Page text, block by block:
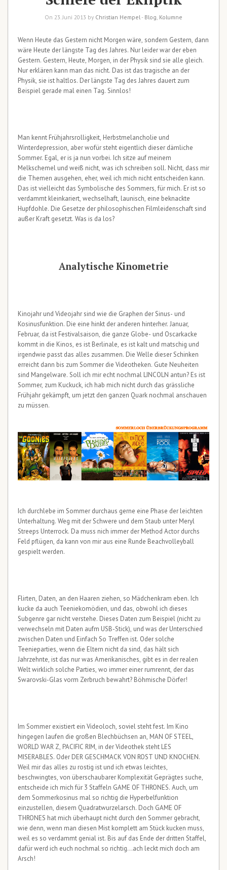
On 23. Juni 2013 by Christian Hempel - Blog Kolumne
Wenn Heute das Gestern nicht Morgen wäre, sondern Gestern, dann
wäre Heute der längste Tag des Jahres. Nur leider war der eben
Gestern. Gestern, Heute, Morgen, in der Physik sind sie alle gleich.
Nur erklären kann man das nicht. Das ist das tragische an der
Physik, sie ist haltlos. Der längste Tag des Jahres dauert zum
Beispiel gerade mal einen Tag. Sinnlos!
Man kennt Frühjahrsrolligkeit, Herbstmelancholie und
Winterdepression, aber wofür steht eigentlich dieser dämliche
Sommer. Egal, er is ja nun vorbei. Ich sitze auf meinem
Melkschemel und weiß nicht, was ich schreiben soll. Nicht, dass mir
die Themen ausgehen, eher, weil ich mich nicht entscheiden kann.
Das ist vielleicht das Symbolische des Sommers, für mich. Er ist so
verdammt kleinkariert, wechselhaft, launisch, eine beknackte
Hupfdohle. Die Gesetze der philosophischen Filmleidenschaft sind
außer Kraft gesetzt. Was is da los?
Analytische Kinometrie
Kinojahr und Videojahr sind wie die Graphen der Sinus- und
Kosinusfunktion. Die eine hinkt der anderen hinterher. Januar,
Februar, da ist Festivalsaison, die ganze Globe- und Oscarkacke
kommt in die Kinos, es ist Berlinale, es ist kalt und matschig und
irgendwie passt das alles zusammen. Die Welle dieser Schinken
erreicht dann bis zum Sommer die Videotheken. Gute Neuheiten
sind Mangelware. Soll ich mir echt nochmal LINCOLN antun? Es ist
Sommer, zum Kuckuck, ich hab mich nicht durch das grässliche
Frühjahr gekämpft, um jetzt den ganzen Quark nochmal anschauen
zu müssen.
Ich durchlebe im Sommer durchaus gerne eine Phase der leichten
Unterhaltung. Weg mit der Schwere und dem Staub unter Meryl
Streeps Unterrock. Da muss nich immer der Method Actor durchs
Feld pflügen, da kann von mir aus eine Runde Beachvolleyball
gespielt werden.
Flirten, Daten, an den Haaren ziehen, so Mädchenkram eben. Ich
kucke da auch Teeniekomödien, und das, obwohl ich dieses
Subgenre gar nicht verstehe. Dieses Daten zum Beispiel (nicht zu
verwechseln mit Daten aufm USB-Stick), und was der Unterschied
zwischen Daten und Einfach So Treffen ist. Oder solche
Teenieparties, wenn die Eltern nicht da sind, das hält sich
Jahrzehnte, ist das nur was Amerikanisches, gibt es in der realen
Welt wirklich solche Parties, wo immer einer rumrennt, der das
Swarovski-Glas vorm Zerbruch bewahrt? Böhmische Dörfer!
Im Sommer existiert ein Videoloch, soviel steht fest. Im Kino
hingegen laufen die großen Blechbüchsen an, MAN OF STEEL,
WORLD WAR Z, PACIFIC RIM, in der Videothek steht LES
MISERABLES. Oder DER GESCHMACK VON ROST UND KNOCHEN.
Weil mir das alles zu rostig ist und ich etwas leichtes,
beschwingtes, von überschaubarer Komplexität Geprägtes suche,
entscheide ich mich für 3 Staffeln GAME OF THRONES. Auch, um
dem Sommerkosinus mal so richtig die Hyperbelfunktion
einzustellen, diesem Quadratwurzelarsch. Doch GAME OF
THRONES hat mich überhaupt nicht durch den Sommer gebracht,
wie denn, wenn man diesen Mist komplett am Stück kucken muss,
weil es so verdammt genial ist. Bis auf das Ende der dritten Staffel,
dafür werd ich euch nochmal so richtig…ach leckt mich doch am
Arsch!